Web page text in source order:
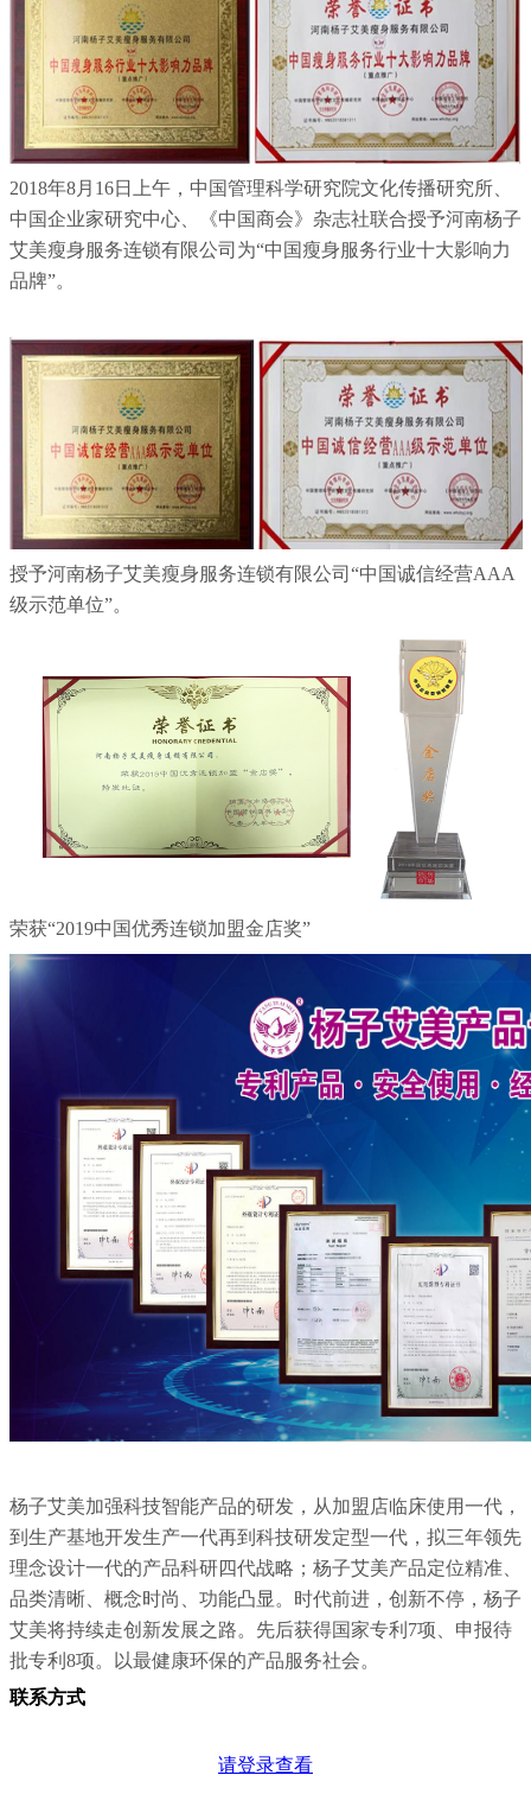
2018年8月16日上午，中国管理科学研究院文化传播研究所、
中国企业家研究中心、《中国商会》杂志社联合授予河南杨子
艾美瘦身服务连锁有限公司为“中国瘦身服务行业十大影响力
品牌”。
授予河南杨子艾美瘦身服务连锁有限公司“中国诚信经营AAA
级示范单位”。
荣获“2019中国优秀连锁加盟金店奖”
杨子艾美加强科技智能产品的研发，从加盟店临床使用一代，
到生产基地开发生产一代再到科技研发定型一代，拟三年领先
理念设计一代的产品科研四代战略；杨子艾美产品定位精准、
品类清晰、概念时尚、功能凸显。时代前进，创新不停，杨子
艾美将持续走创新发展之路。先后获得国家专利7项、申报待
批专利8项。以最健康环保的产品服务社会。
联系方式
请登录查看